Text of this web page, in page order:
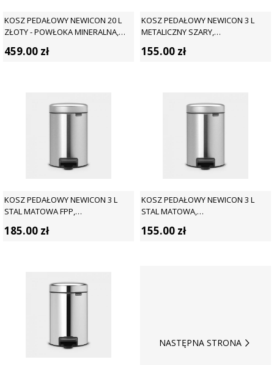
KOSZ PEDAŁOWY NEWICON 20 L
ZŁOTY - POWŁOKA MINERALNA,
BRABANTIA
459.00 zł
KOSZ PEDAŁOWY NEWICON 3 L
METALICZNY SZARY,
BRABANTIA
155.00 zł
KOSZ PEDAŁOWY NEWICON 3 L
STAL MATOWA FPP,
BRABANTIA
185.00 zł
KOSZ PEDAŁOWY NEWICON 3 L
STAL MATOWA,
BRABANTIA
155.00 zł
NASTĘPNA STRONA